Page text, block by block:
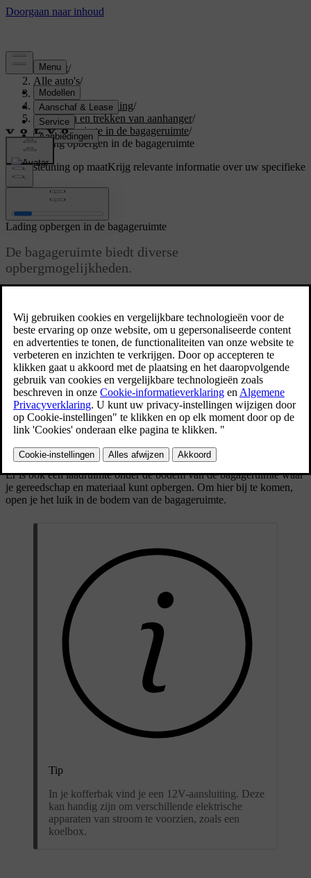
Support/
Alle auto's/
V60 2026
Gebruikershandleiding/
Opbergen en trekken van aanhanger/
Opbergruimte in de bagageruimte/
Lading opbergen in de bagageruimte
Ondersteuning op maatKrijg relevante informatie over uw specifieke
auto.
Lading opbergen in de bagageruimte
De bagageruimte biedt diverse
opbergmogelijkheden.
spullen kunt opbergen en vastzetten.
De bagageruimte heeft verschillende opbergmogelijkheden.
Voorbeelden daarvan zijn:
Lastbevestigingsogen in de onderste vier hoeken van de
bagageruimte om voorwerpen veilig met riemen vast te maken.
Tassenhaken om te voorkomen dat boodschappentassen
omvallen. Ze bevinden zich op de zijpanelen en onder het luik in
de bagageruimte.
Opbergvak in het zijpaneel.
Er is ook een laadruimte onder de bodem van de bagageruimte waar
je gereedschap en materiaal kunt opbergen. Om hier bij te komen,
open je het luik in de bodem van de bagageruimte.
Tip
In je kofferbak vind je een 12V-aansluiting. Deze
kan handig zijn om verschillende elektrische
apparaten van stroom te voorzien, zoals een
koelbox.